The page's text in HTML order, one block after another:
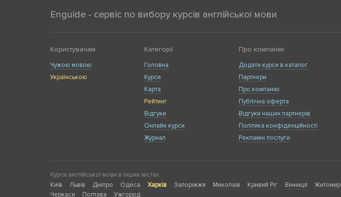
Enguide - сервіс по вибору курсів англійської мови
Користувачам
Чужою мовою
Українською
Категорії
Головна
Курси
Карта
Рейтинг
Відгуки
Онлайн курси
Журнал
Про компанію
Додати курси в каталог
Партнери
Про компанію
Публічна оферта
Відгуки наших партнерів
Політика конфіденційності
Рекламні послуги
Курси англійської мови в інших містах:
Київ
Львів Дніпро Одеса Харків Запоріжжя Миколаїв Кривий Ріг Вінниця Житомир
Черкаси
Полтава Ужгород